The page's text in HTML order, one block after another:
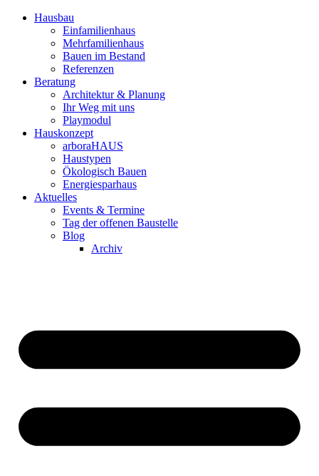
Hausbau
Einfamilienhaus
Mehrfamilienhaus
Bauen im Bestand
Referenzen
Beratung
Architektur & Planung
Ihr Weg mit uns
Playmodul
Hauskonzept
arboraHAUS
Haustypen
Ökologisch Bauen
Energiesparhaus
Aktuelles
Events & Termine
Tag der offenen Baustelle
Blog
Archiv